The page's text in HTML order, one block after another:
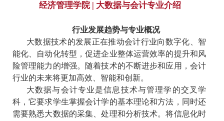
经济管理学院 | 大数据与会计专业介绍
行业发展趋势与专业概况
大数据技术的发展正在推动会计行业向数字化、智
能化、自动化转型，促进企业整体运营效率的提升和风
险管理能力的增强。随着技术的不断进步和应用，会计
行业的未来将更加高效、智能和创新。
大数据与会计专业是信息技术与管理学的交叉学
科，它要求学生掌握会计学的基本理论和方法，同时还
需要熟悉大数据的采集、处理和分析技术。将信息化时